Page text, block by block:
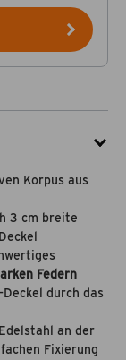
Korpus aus
3 cm breite
Federn
durch das
an der
Fixierung